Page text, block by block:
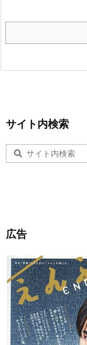
サイト内検索
広告